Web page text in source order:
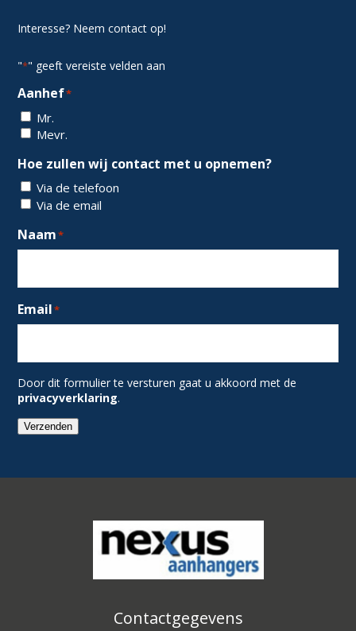
Interesse? Neem contact op!
"*" geeft vereiste velden aan
Aanhef*
Mr.
Mevr.
Hoe zullen wij contact met u opnemen?
Via de telefoon
Via de email
Naam*
Email*
Door dit formulier te versturen gaat u akkoord met de
privacyverklaring.
Verzenden
Contactgegevens